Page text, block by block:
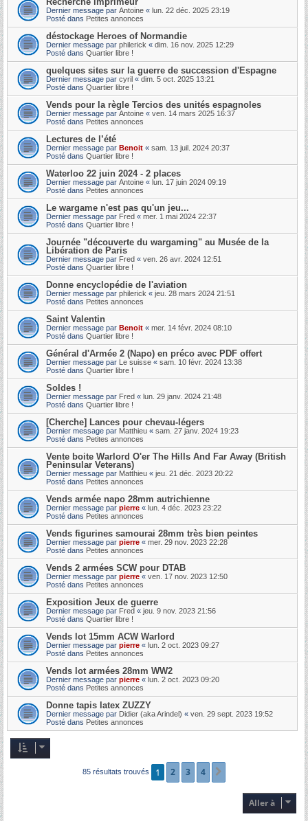
Dernier message par Antoine « lun. 22 déc. 2025 23:19
Posté dans Petites annonces
déstockage Heroes of Normandie
Dernier message par philerick « dim. 16 nov. 2025 12:29
Posté dans Quartier libre !
quelques sites sur la guerre de succession d'Espagne
Dernier message par cyril « dim. 5 oct. 2025 13:21
Posté dans Quartier libre !
Vends pour la règle Tercios des unités espagnoles
Dernier message par Antoine « ven. 14 mars 2025 16:37
Posté dans Petites annonces
Lectures de l’été
Dernier message par Benoit « sam. 13 juil. 2024 20:37
Posté dans Quartier libre !
Waterloo 22 juin 2024 - 2 places
Dernier message par Antoine « lun. 17 juin 2024 09:19
Posté dans Petites annonces
Le wargame n'est pas qu'un jeu...
Dernier message par Fred « mer. 1 mai 2024 22:37
Posté dans Quartier libre !
Journée "découverte du wargaming" au Musée de la
Libération de Paris
Dernier message par Fred « ven. 26 avr. 2024 12:51
Posté dans Quartier libre !
Donne encyclopédie de l'aviation
Dernier message par philerick « jeu. 28 mars 2024 21:51
Posté dans Petites annonces
Saint Valentin
Dernier message par Benoit « mer. 14 févr. 2024 08:10
Posté dans Quartier libre !
Général d'Armée 2 (Napo) en préco avec PDF offert
Dernier message par Le suisse « sam. 10 févr. 2024 13:38
Posté dans Quartier libre !
Soldes !
Dernier message par Fred « lun. 29 janv. 2024 21:48
Posté dans Quartier libre !
[Cherche] Lances pour chevau-légers
Dernier message par Matthieu « sam. 27 janv. 2024 19:23
Posté dans Petites annonces
Vente boite Warlord O'er The Hills And Far Away (British
Peninsular Veterans)
Dernier message par Matthieu « jeu. 21 déc. 2023 20:22
Posté dans Petites annonces
Vends armée napo 28mm autrichienne
Dernier message par pierre « lun. 4 déc. 2023 23:22
Posté dans Petites annonces
Vends figurines samourai 28mm très bien peintes
Dernier message par pierre « mer. 29 nov. 2023 22:28
Posté dans Petites annonces
Vends 2 armées SCW pour DTAB
Dernier message par pierre « ven. 17 nov. 2023 12:50
Posté dans Petites annonces
Exposition Jeux de guerre
Dernier message par Fred « jeu. 9 nov. 2023 21:56
Posté dans Quartier libre !
Vends lot 15mm ACW Warlord
Dernier message par pierre « lun. 2 oct. 2023 09:27
Posté dans Petites annonces
Vends lot armées 28mm WW2
Dernier message par pierre « lun. 2 oct. 2023 09:20
Posté dans Petites annonces
Donne tapis latex ZUZZY
Dernier message par Didier (aka Arindel) « ven. 29 sept. 2023 19:52
Posté dans Petites annonces
85 résultats trouvés 1 2 3 4
Aller à